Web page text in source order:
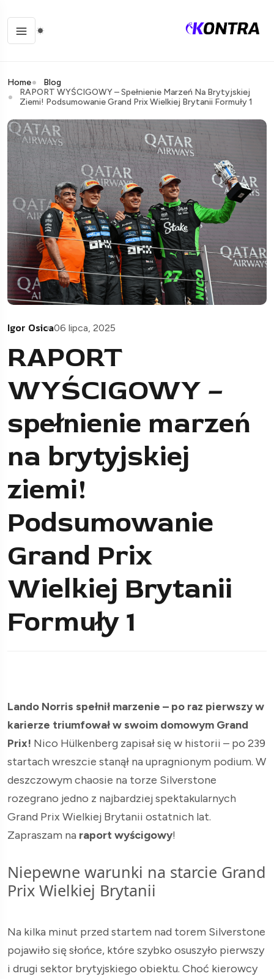
Home
Blog
RAPORT WYŚCIGOWY – Spełnienie Marzeń Na Brytyjskiej
Ziemi! Podsumowanie Grand Prix Wielkiej Brytanii Formuły 1
Igor Osica06 lipca, 2025
RAPORT
WYŚCIGOWY –
spełnienie marzeń
na brytyjskiej
ziemi!
Podsumowanie
Grand Prix
Wielkiej Brytanii
Formuły 1
Lando Norris spełnił marzenie – po raz pierwszy w
karierze triumfował w swoim domowym Grand
Prix! Nico Hülkenberg zapisał się w historii – po 239
startach wreszcie stanął na upragnionym podium. W
deszczowym chaosie na torze Silverstone
rozegrano jedno z najbardziej spektakularnych
Grand Prix Wielkiej Brytanii ostatnich lat.
Zapraszam na raport wyścigowy!
Niepewne warunki na starcie Grand
Prix Wielkiej Brytanii
Na kilka minut przed startem nad torem Silverstone
pojawiło się słońce, które szybko osuszyło pierwszy
i drugi sektor brytyjskiego obiektu. Choć kierowcy